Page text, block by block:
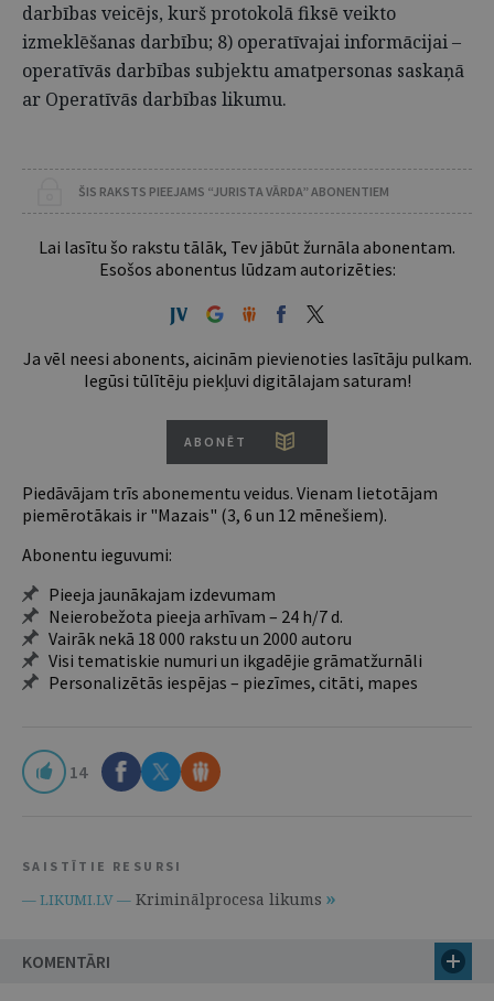
darbības veicējs, kurš protokolā fiksē veikto
izmeklēšanas darbību; 8) operatīvajai informācijai –
operatīvās darbības subjektu amatpersonas saskaņā
ar Operatīvās darbības likumu.
ŠIS RAKSTS PIEEJAMS “JURISTA VĀRDA” ABONENTIEM
Lai lasītu šo rakstu tālāk, Tev jābūt žurnāla abonentam.
Esošos abonentus lūdzam autorizēties:
Ja vēl neesi abonents, aicinām pievienoties lasītāju pulkam.
Iegūsi tūlītēju piekļuvi digitālajam saturam!
ABONĒT
Piedāvājam trīs abonementu veidus. Vienam lietotājam
piemērotākais ir "Mazais" (3, 6 un 12 mēnešiem).
Abonentu ieguvumi:
Pieeja jaunākajam izdevumam
Neierobežota pieeja arhīvam – 24 h/7 d.
Vairāk nekā 18 000 rakstu un 2000 autoru
Visi tematiskie numuri un ikgadējie grāmatžurnāli
Personalizētās iespējas – piezīmes, citāti, mapes
14
SAISTĪTIE RESURSI
— LIKUMI.LV — Kriminālprocesa likums
KOMENTĀRI